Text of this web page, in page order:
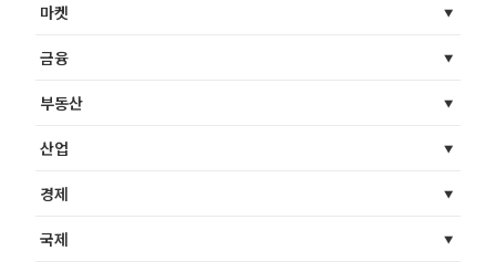
마켓
금융
부동산
산업
경제
국제